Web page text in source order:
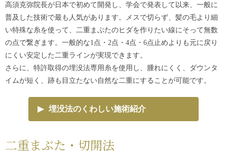
高須克弥院長が日本で初めて開発し、学会で発表して以来、一般に
普及した技術で最も人気があります。メスで切らず、髪の毛より細
い特殊な糸を使って、二重まぶたのヒダを作りたい線にそって無数
の点で繋ぎます。一般的な1点・2点・4点・6点止めよりも元に戻り
にくい安定した二重ラインが実現できます。
さらに、特許取得の埋没法専用糸を使用し、腫れにくく、ダウンタ
イムが短く、跡も目立たない自然な二重にすることが可能です。
▶ 埋没法のくわしい施術紹介
二重まぶた・切開法